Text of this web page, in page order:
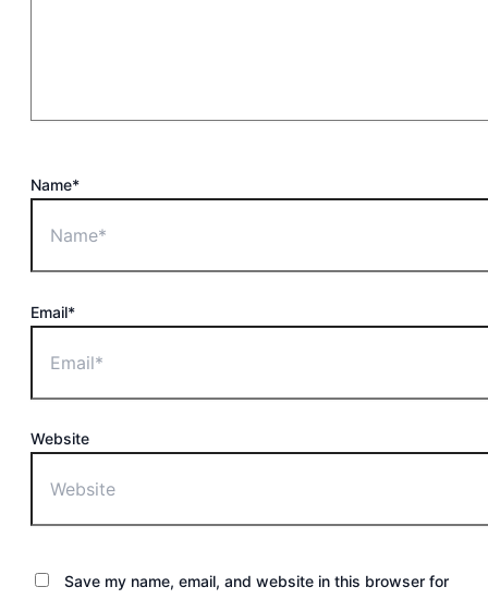
Name*
Email*
Website
Save my name, email, and website in this browser for